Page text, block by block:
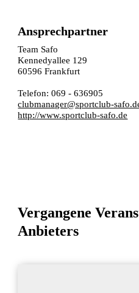
Ansprechpartner
Team Safo
Kennedyallee 129
60596 Frankfurt
Telefon: 069 - 636905
clubmanager@sportclub-
http://www.sportclub-safo.de
Vergangene
Anbieters